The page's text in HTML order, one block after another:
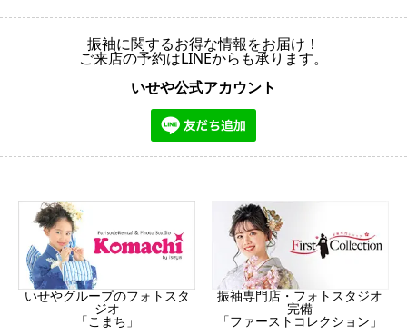
振袖に関するお得な情報をお届け！
ご来店の予約はLINEからも承ります。
いせや公式アカウント
いせやグループのフォトスタ
ジオ
「こまち」
振袖専門店・フォトスタジオ
完備
「ファーストコレクション」